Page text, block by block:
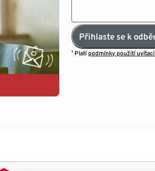
Přihlaste se k
¹ Platí podmínky použití uvítací